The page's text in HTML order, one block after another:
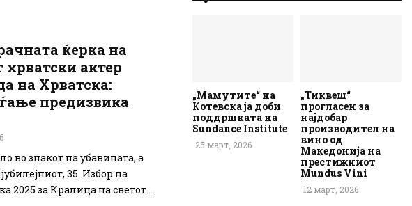
ќерка на
хрватски актер
на Хрватска:
предизвика
во знакот на убавината, а
35. Избор на
2025 за Кралица на светот....
„Мамутите“ на
Котевска ја доби
поддршката на
Sundance Institute
25 март, 2026
„Тиквеш“
прогласен за
најдобар
производител на
вино од
Македонија на
престижниот
Mundus Vini
12 март, 2026